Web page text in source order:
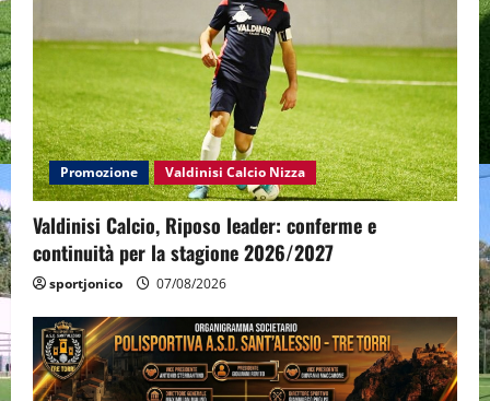
Promozione Valdinisi Calcio Nizza
Valdinisi Calcio, Riposo leader: conferme e
continuità per la stagione 2026/2027
sportjonico 07/08/2026